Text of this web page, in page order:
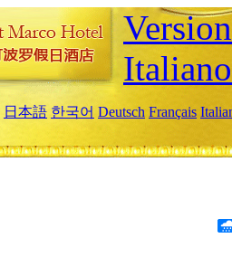
Italiano
日本語 한국어 Deutsch Français